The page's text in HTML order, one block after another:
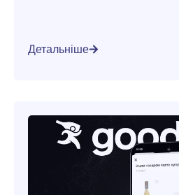
Детальніше